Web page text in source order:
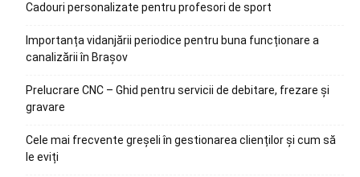
Cadouri personalizate pentru profesori de sport
Importanța vidanjării periodice pentru buna funcționare a
canalizării în Brașov
Prelucrare CNC – Ghid pentru servicii de debitare, frezare și
gravare
Cele mai frecvente greșeli în gestionarea clienților și cum să
le eviți